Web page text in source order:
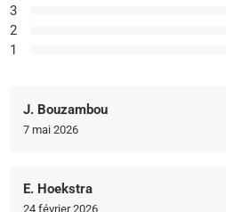
3
2
1
J. Bouzambou
7 mai 2026
E. Hoekstra
24 février 2026